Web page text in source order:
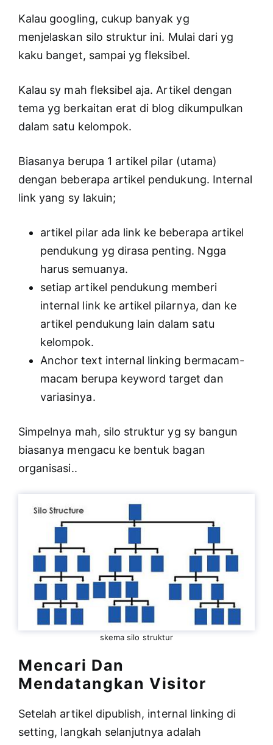
Kalau googling, cukup banyak yg
menjelaskan silo struktur ini. Mulai dari yg
kaku banget, sampai yg fleksibel.
Kalau sy mah fleksibel aja. Artikel dengan
tema yg berkaitan erat di blog dikumpulkan
dalam satu kelompok.
Biasanya berupa 1 artikel pilar (utama)
dengan beberapa artikel pendukung. Internal
link yang sy lakuin;
artikel pilar ada link ke beberapa artikel
pendukung yg dirasa penting. Ngga
harus semuanya.
setiap artikel pendukung memberi
internal link ke artikel pilarnya, dan ke
artikel pendukung lain dalam satu
kelompok.
Anchor text internal linking bermacam-
macam berupa keyword target dan
variasinya.
Simpelnya mah, silo struktur yg sy bangun
biasanya mengacu ke bentuk bagan
organisasi..
skema silo struktur
Mencari Dan
Mendatangkan Visitor
Setelah artikel dipublish, internal linking di
setting, langkah selanjutnya adalah